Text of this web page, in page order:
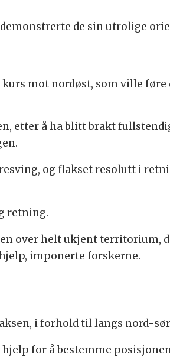
de sin utrolige
kurs mot nordøst, som ville
etter å ha blitt brakt
og flakset resolutt i
retning.
over helt ukjent territorium,
imponerte forskerne.
i forhold til langs nord-
for å bestemme